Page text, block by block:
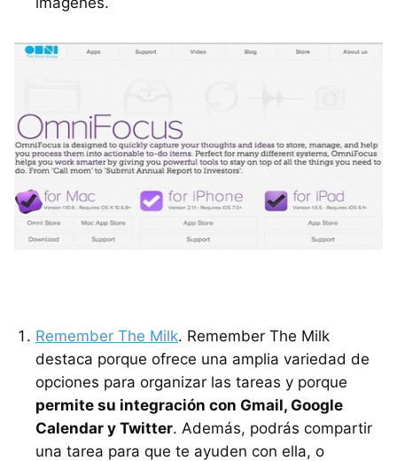
Remember The Milk. Remember The Milk
destaca porque ofrece una amplia variedad de
opciones para organizar las tareas y porque
permite su integración con Gmail, Google
Calendar y Twitter. Además, podrás compartir
una tarea para que te ayuden con ella, o